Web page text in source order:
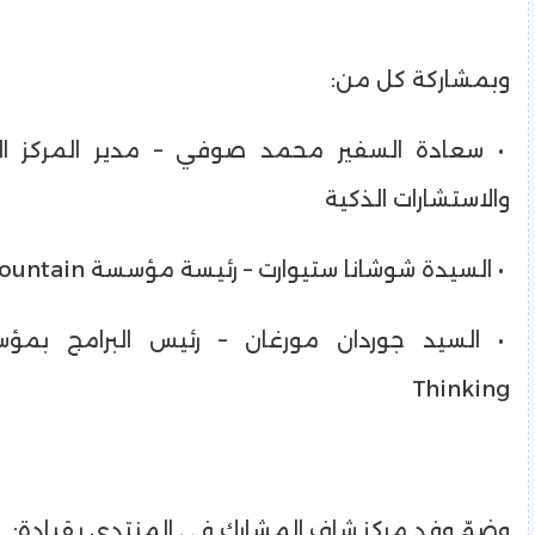
وبمشاركة كل من:
• سعادة السفير محمد صوفي – مدير المركز
والاستشارات الذكية
• السيدة شوشانا ستيوارت – رئيسة مؤسسة Turquoise Mountain
Thinking
وضمّ وفد مركز شاف المشارك في المنتدى بقيادة: